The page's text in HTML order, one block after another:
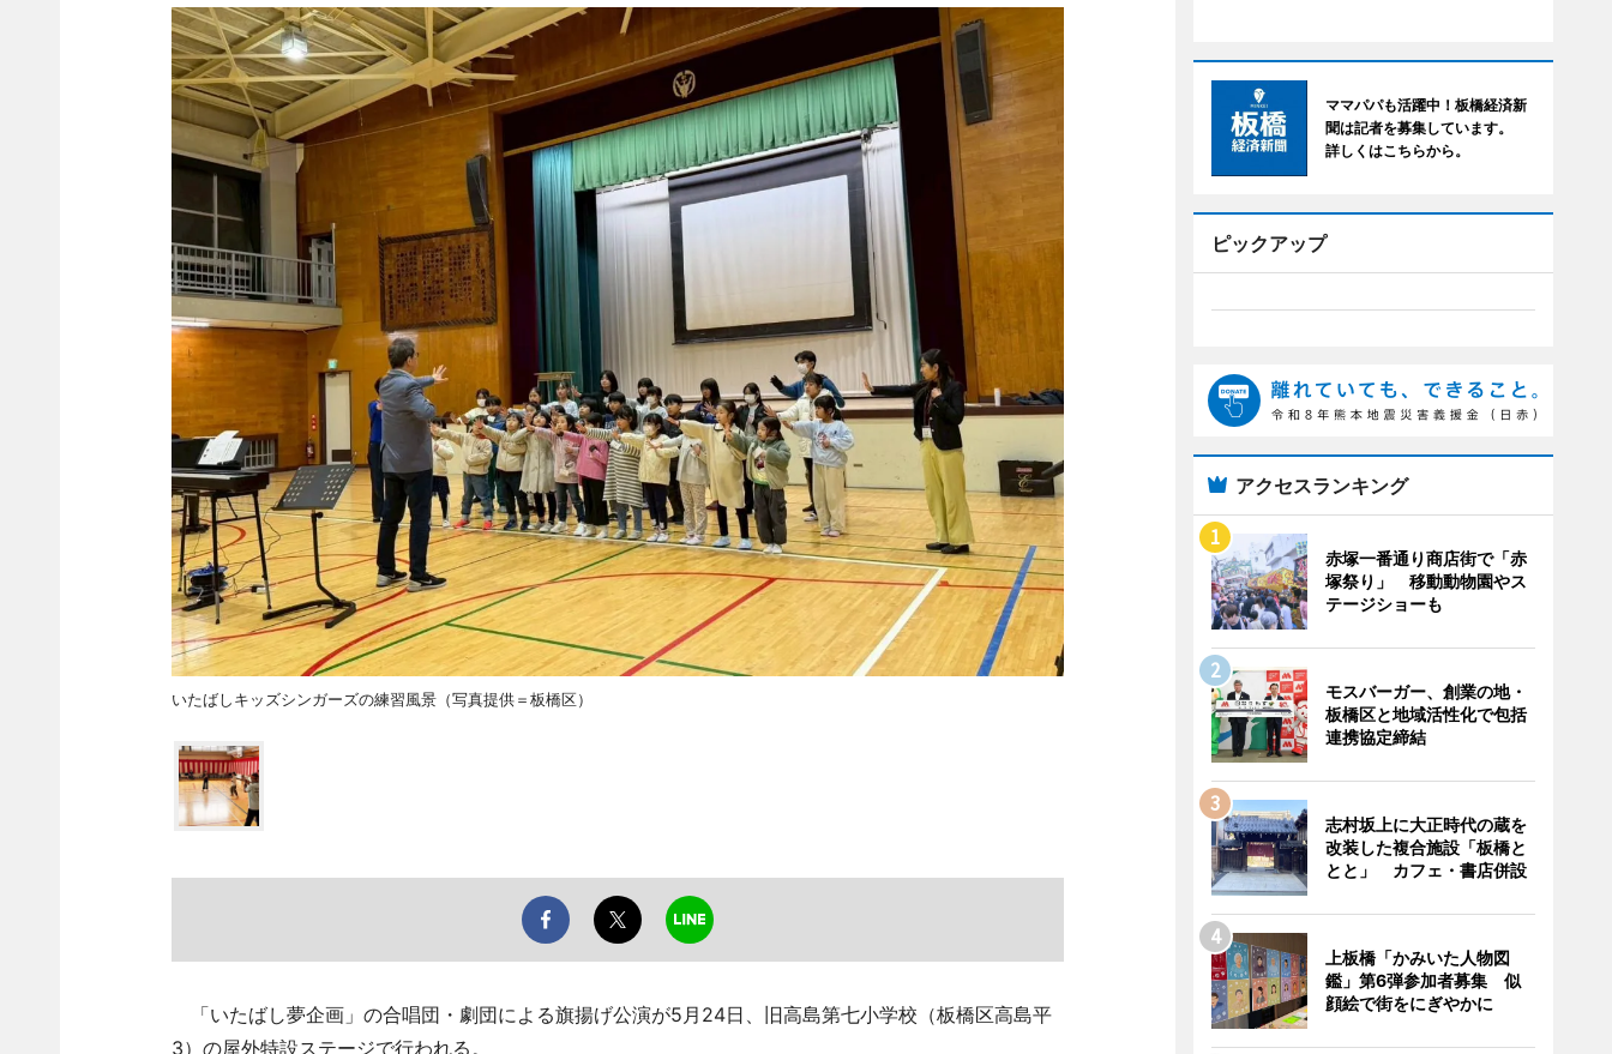
いたばしキッズシンガーズの練習風景（写真提供＝板橋区）
「いたばし夢企画」の合唱団・劇団による旗揚げ公演が5月24日、旧高島第七小学校（板橋区高島平
3）の屋外特設ステージで行われる。
ママパパも活躍中！板橋経済新
聞は記者を募集しています。
詳しくはこちらから。
ピックアップ
アクセスランキング
赤塚一番通り商店街で「赤
塚祭り」 移動動物園やス
テージショーも
モスバーガー、創業の地・
板橋区と地域活性化で包括
連携協定締結
志村坂上に大正時代の蔵を
改装した複合施設「板橋と
とと」 カフェ・書店併設
上板橋「かみいた人物図
鑑」第6弾参加者募集 似
顔絵で街をにぎやかに